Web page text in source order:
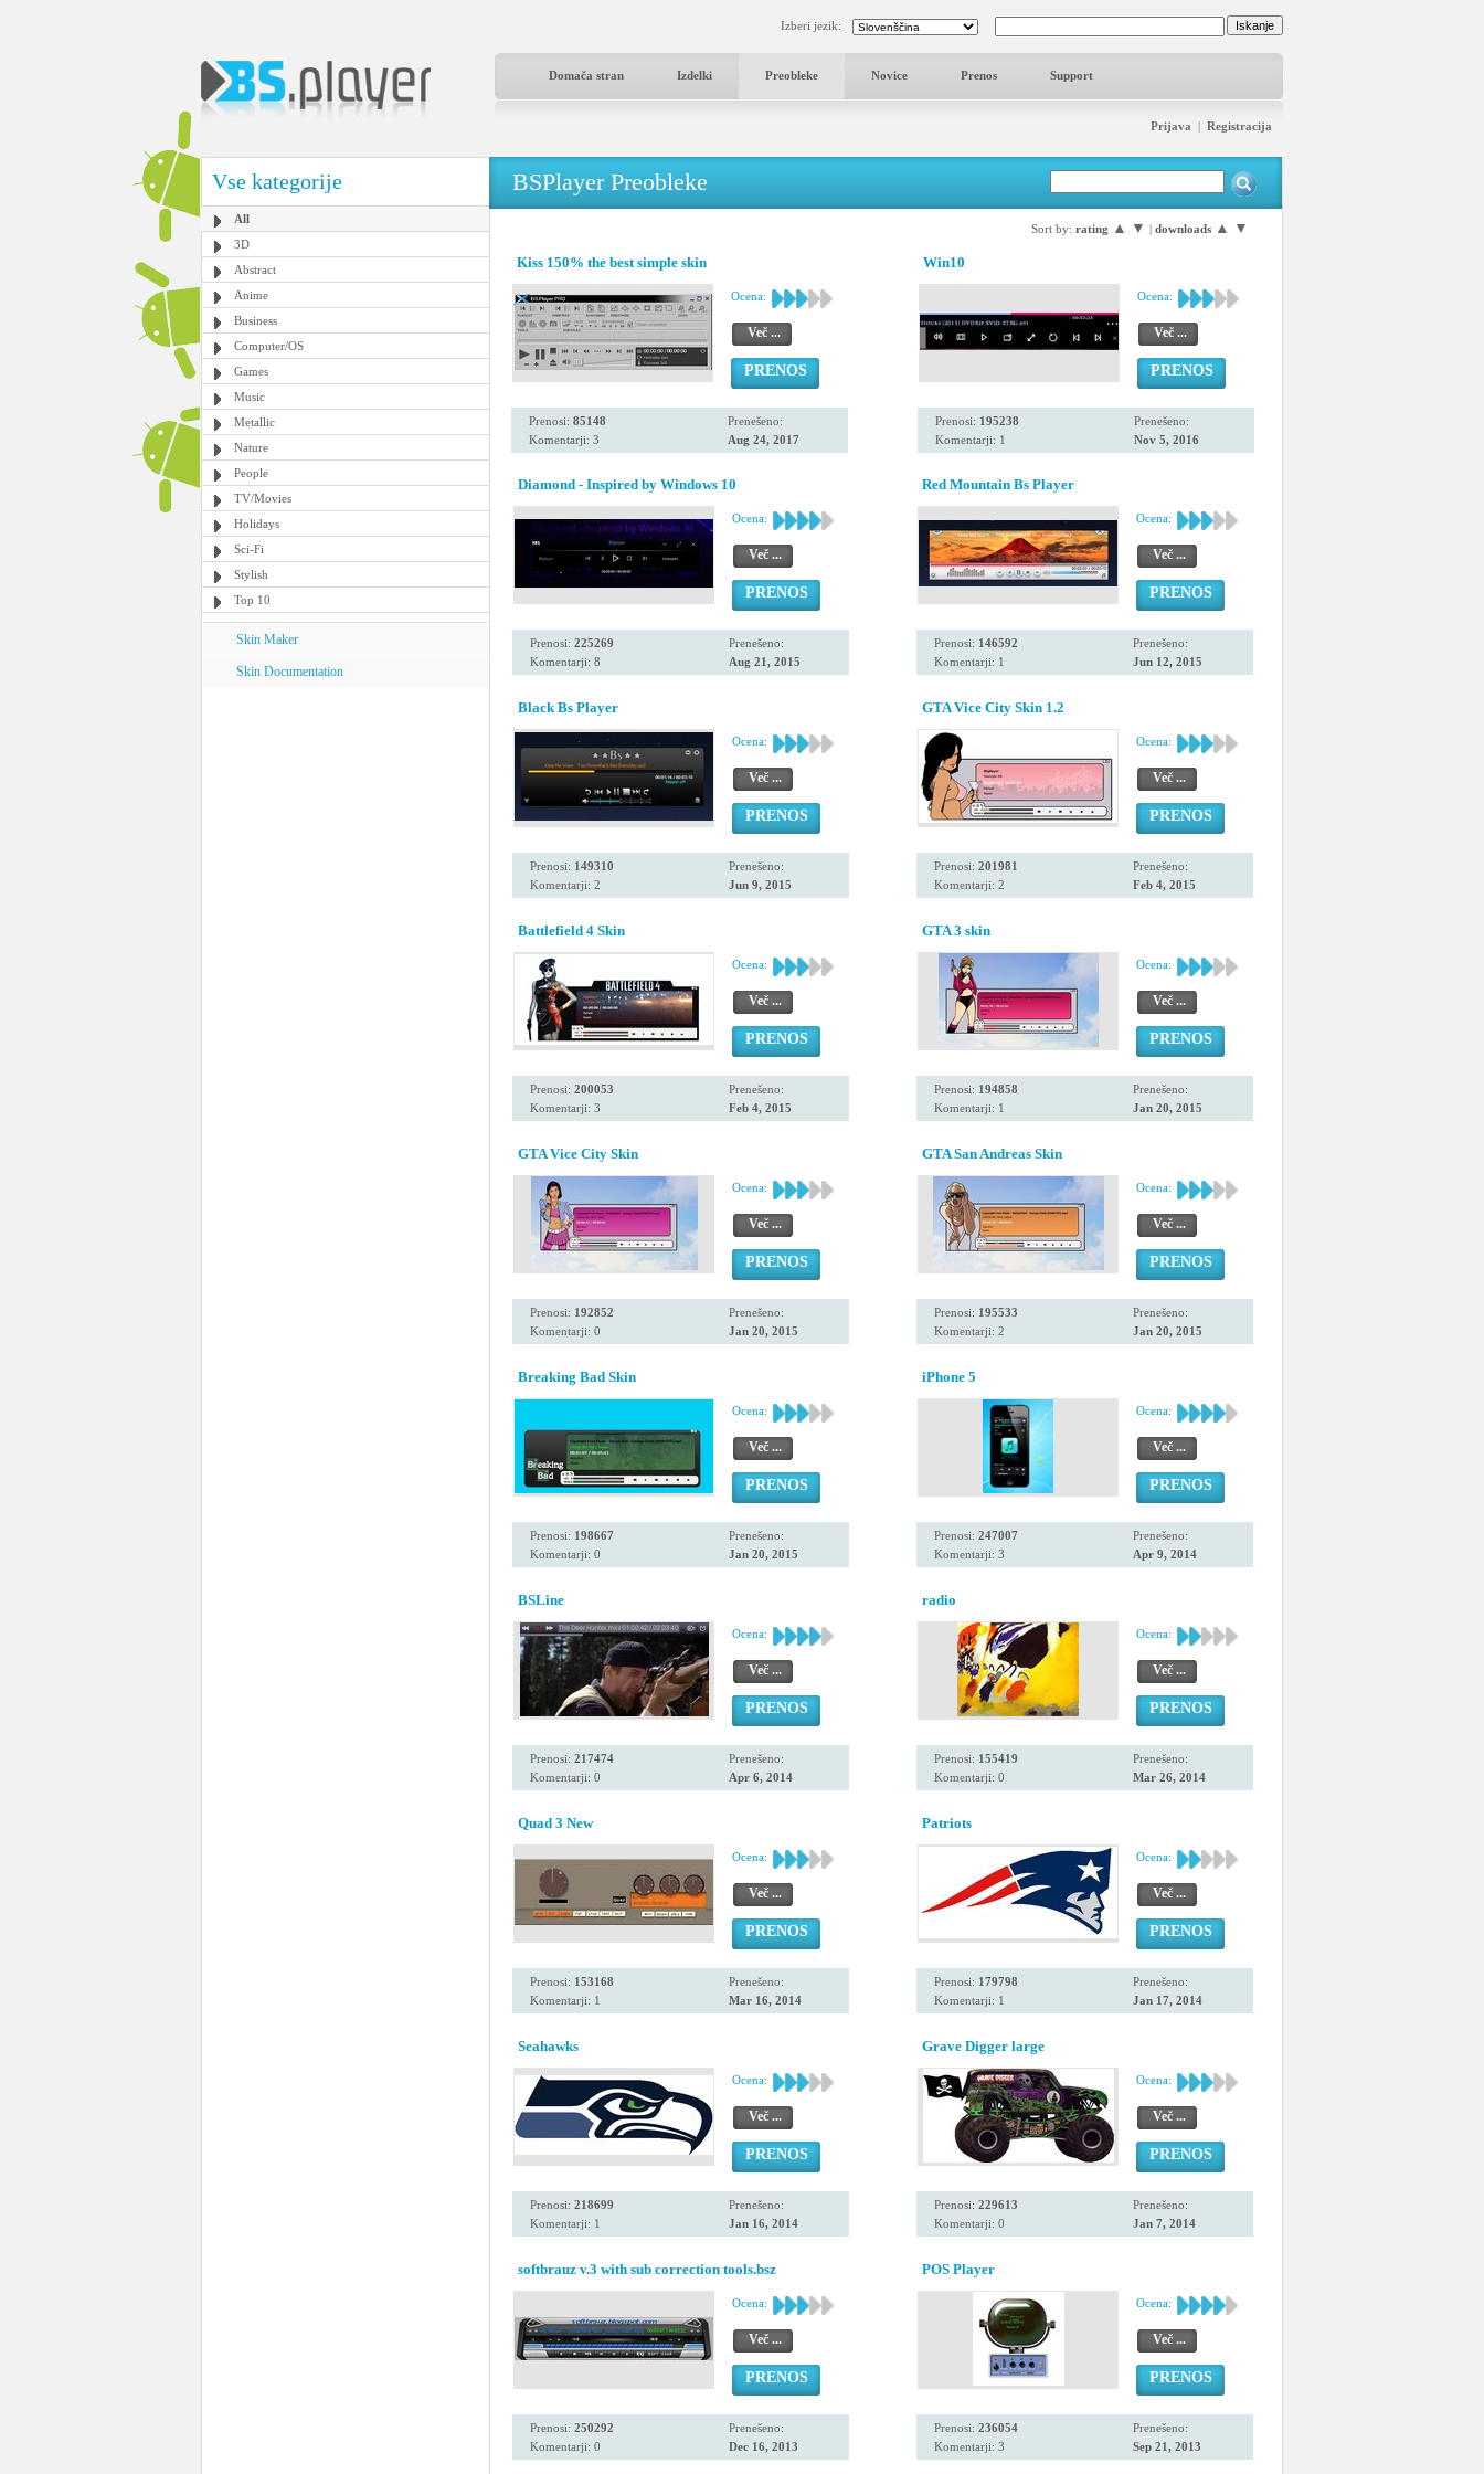
Izberi jezik:
Domača stran Izdelki Preobleke Novice Prenos Support
Prijava | Registracija
Vse kategorije
All
3D
Abstract
Anime
Business
Computer/OS
Games
Music
Metallic
Nature
People
TV/Movies
Holidays
Sci-Fi
Stylish
Top 10
Skin Maker
Skin Documentation
BSPlayer Preobleke
Sort by: rating ▲ ▼ | downloads ▲ ▼
Kiss 150% the best simple skin
Ocena:
Več ...
PRENOS
Prenosi: 85148
Komentarji: 3
Prenešeno:
Aug 24, 2017
Win10
Ocena:
Več ...
PRENOS
Prenosi: 195238
Komentarji: 1
Prenešeno:
Nov 5, 2016
Diamond - Inspired by Windows 10
Ocena:
Več ...
PRENOS
Prenosi: 225269
Komentarji: 8
Prenešeno:
Aug 21, 2015
Red Mountain Bs Player
Ocena:
Več ...
PRENOS
Prenosi: 146592
Komentarji: 1
Prenešeno:
Jun 12, 2015
Black Bs Player
Ocena:
Več ...
PRENOS
Prenosi: 149310
Komentarji: 2
Prenešeno:
Jun 9, 2015
GTA Vice City Skin 1.2
Ocena:
Več ...
PRENOS
Prenosi: 201981
Komentarji: 2
Prenešeno:
Feb 4, 2015
Battlefield 4 Skin
Ocena:
Več ...
PRENOS
Prenosi: 200053
Komentarji: 3
Prenešeno:
Feb 4, 2015
GTA 3 skin
Ocena:
Več ...
PRENOS
Prenosi: 194858
Komentarji: 1
Prenešeno:
Jan 20, 2015
GTA Vice City Skin
Ocena:
Več ...
PRENOS
Prenosi: 192852
Komentarji: 0
Prenešeno:
Jan 20, 2015
GTA San Andreas Skin
Ocena:
Več ...
PRENOS
Prenosi: 195533
Komentarji: 2
Prenešeno:
Jan 20, 2015
Breaking Bad Skin
Ocena:
Več ...
PRENOS
Prenosi: 198667
Komentarji: 0
Prenešeno:
Jan 20, 2015
iPhone 5
Ocena:
Več ...
PRENOS
Prenosi: 247007
Komentarji: 3
Prenešeno:
Apr 9, 2014
BSLine
Ocena:
Več ...
PRENOS
Prenosi: 217474
Komentarji: 0
Prenešeno:
Apr 6, 2014
radio
Ocena:
Več ...
PRENOS
Prenosi: 155419
Komentarji: 0
Prenešeno:
Mar 26, 2014
Quad 3 New
Ocena:
Več ...
PRENOS
Prenosi: 153168
Komentarji: 1
Prenešeno:
Mar 16, 2014
Patriots
Ocena:
Več ...
PRENOS
Prenosi: 179798
Komentarji: 1
Prenešeno:
Jan 17, 2014
Seahawks
Ocena:
Več ...
PRENOS
Prenosi: 218699
Komentarji: 1
Prenešeno:
Jan 16, 2014
Grave Digger large
Ocena:
Več ...
PRENOS
Prenosi: 229613
Komentarji: 0
Prenešeno:
Jan 7, 2014
softbrauz v.3 with sub correction tools.bsz
Ocena:
Več ...
PRENOS
Prenosi: 250292
Komentarji: 0
Prenešeno:
Dec 16, 2013
POS Player
Ocena:
Več ...
PRENOS
Prenosi: 236054
Komentarji: 3
Prenešeno:
Sep 21, 2013